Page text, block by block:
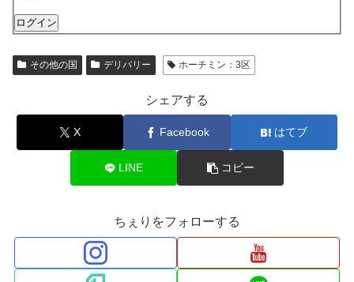
ログイン
その他の国 デリバリー ホーチミン：3区
シェアする
X Facebook はてブ
LINE コピー
ちぇりをフォローする